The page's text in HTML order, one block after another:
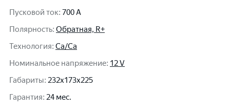
Пусковой ток: 700 A
Полярность: Обратная, R+
Технология: Ca/Ca
Номинальное напряжение: 12 V
Габариты: 232x173x225
Гарантия: 24 мес.